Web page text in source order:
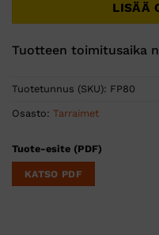
LISÄÄ
Tuotteen toimitusaika
Tuotetunnus (SKU): FP80
Osasto: Tarraimet
Tuote-esite (PDF)
KATSO PDF